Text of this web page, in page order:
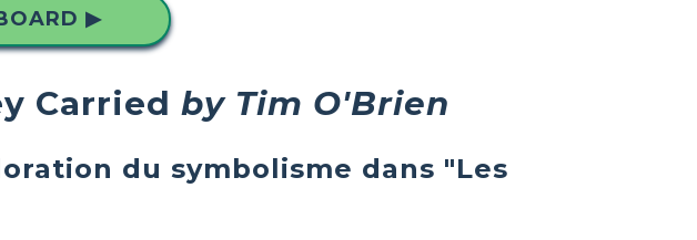
▶
Carried by Tim O'Brien
du symbolisme dans "Les